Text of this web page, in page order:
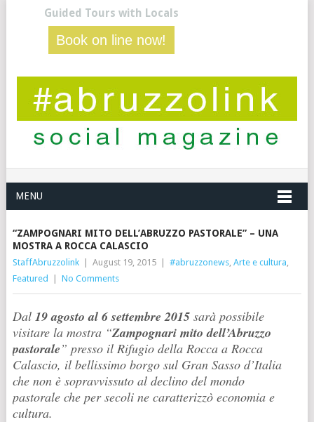
Guided Tours with Locals
Book on line now!
MENU
“ZAMPOGNARI MITO DELL’ABRUZZO PASTORALE” – UNA
MOSTRA A ROCCA CALASCIO
StaffAbruzzolink August 19, 2015 #abruzzonews, Arte e cultura,
Featured
No Comments
Dal 19 agosto al 6 settembre 2015sarà possibile
visitare la mostra “Zampognari mito dell’Abruzzo
pastorale” presso il Rifugio della Rocca a Rocca
Calascio, il bellissimo borgo sul Gran Sasso d’Italia
che non è sopravvissuto al declino del mondo
pastorale che per secoli ne caratterizzò economia e
cultura.